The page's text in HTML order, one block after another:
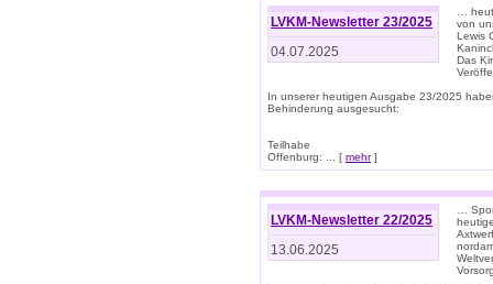
LVKM-Newsletter 23/2025
04.07.2025
…
von
Lewis
Das
In unserer heutigen Ausgabe 23/2025
Behinderung ausgesucht:
Teilhabe
Offenburg: ... [ mehr]
LVKM-Newsletter 22/2025
13.06.2025
…